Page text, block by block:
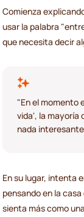
Comienza
usar la palabra
que necesita decir
"En el momento
vida', la mayoría
nada
En su lugar, intenta
pensando en la
sienta más como